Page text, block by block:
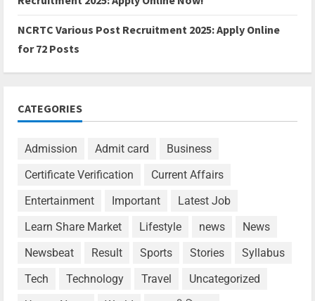
NCRTC Various Post Recruitment 2025: Apply Online
for 72 Posts
CATEGORIES
Admission Admit card
Business
Certificate Verification
Current Affairs
Entertainment
Important
Latest Job
Learn Share Market
Lifestyle news
News
Newsbeat
Result Sports Stories
Syllabus
Tech
Technology Travel
Uncategorized